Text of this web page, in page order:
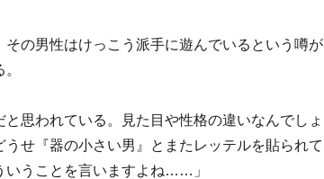
の男性はけっこう派手に遊んでいるという噂が
思われている。見た目や性格の違いなんでしょ
せ『器の小さい男』とまたレッテルを貼られて
いうことを言いますよね……」